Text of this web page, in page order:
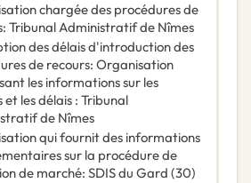
chargée des procédures de
: Tribunal Administratif de Nîmes
des délais d'introduction des
de recours: Organisation
les informations sur les
et les délais : Tribunal
de Nîmes
qui fournit des informations
sur la procédure de
de marché: SDIS du Gard (30)